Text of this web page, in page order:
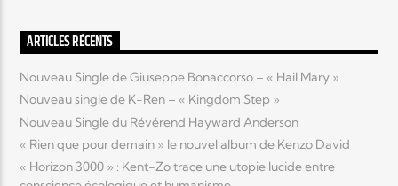
Elyon Live
Elyon Kids
ARTICLES RÉCENTS
Nouveau Single de Giuseppe Bonaccorso – « Hail Mary »
Nouveau single de K-Ren – « Kingdom Step »
Nouveau Single du Révérend Hayward Anderson
« Rien que pour demain » le nouvel album de Kenzo David
« Horizon 3000 » : Kent-Zo trace une utopie lucide entre